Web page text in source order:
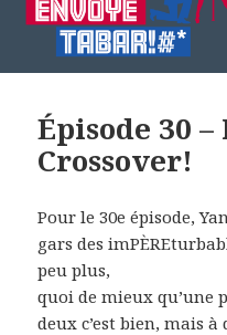
Épisode 30 –
Crossover!
Pour le 30e épisode,
gars des
peu plus,
quoi de mieux qu’une
deux c’est bien, mais à